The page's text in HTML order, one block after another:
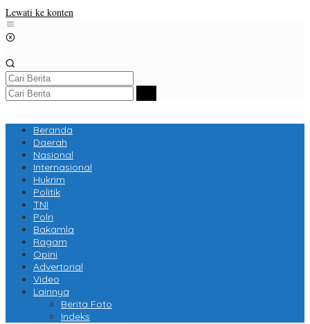
Lewati ke konten
Beranda
Daerah
Nasional
Internasional
Hukrim
Politik
TNI
Polri
Bakamla
Ragam
Opini
Advertorial
Video
Lainnya
Berita Foto
Indeks